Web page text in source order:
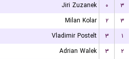
Jiri Zuzanek
۰ ۳
Milan Kolar
۲ ۳
Vladimir Postelt
۳ ۱
Adrian Walek
۳ ۲